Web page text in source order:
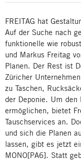
FREITAG hat
Auf der Suche nach
funktionelle wie
und Markus Freitag
Planen. Der Rest ist
Züricher
zu Taschen,
der Deponie. Um den
ermöglichen, bietet
Tauschservices an.
und sich die Planen
lassen, gibt es jetzt
MONO[PA6]. Statt